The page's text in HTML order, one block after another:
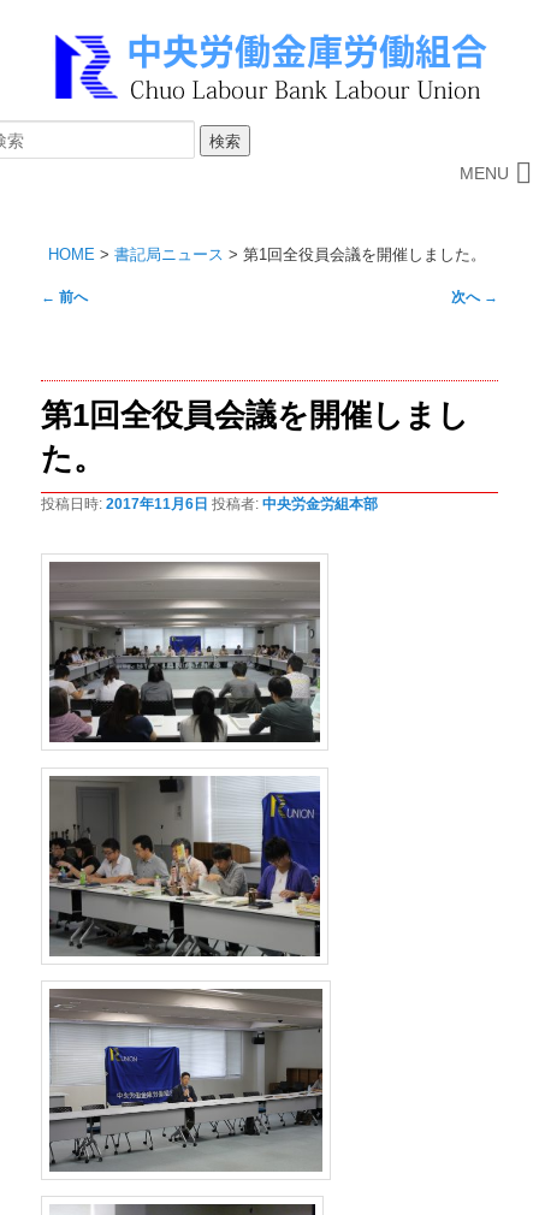
MENU
HOME > 書記局ニュース > 第1回全役員会議を開催しました。
投
ビ
ゲ
ー
シ
ョ
← 前へ 次へ →
第1回全役員会議を開催しまし
た。
投稿日時:2017年11月6日 投稿者:中央労金労組本部